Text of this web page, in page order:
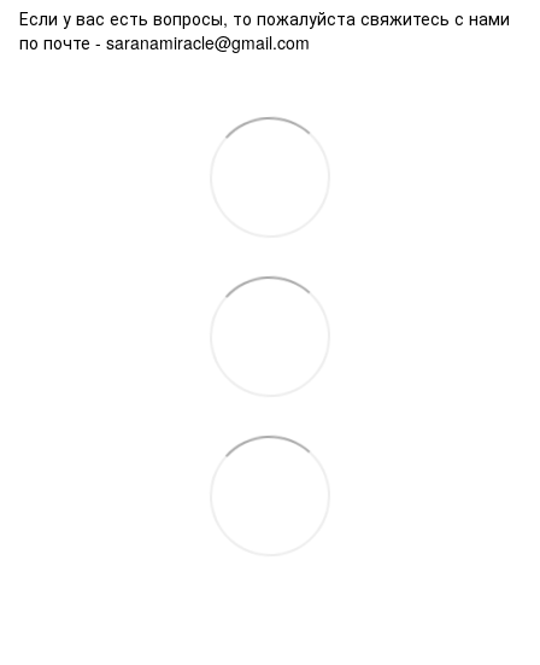
Если у вас есть вопросы, то пожалуйста свяжитесь с нами
по почте - saranamiracle@gmail.com